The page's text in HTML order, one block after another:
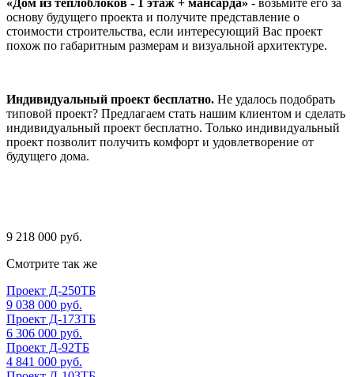
«Дом из теплоблоков - 1 этаж + мансарда» - возьмите его за
основу будущего проекта и получите представление о
стоимости строительства, если интересующий Вас проект
похож по габаритным размерам и визуальной архитектуре.
Индивидуальный проект бесплатно. Не удалось подобрать
типовой проект? Предлагаем стать нашим клиентом и сделать
индивидуальный проект бесплатно. Только индивидуальный
проект позволит получить комфорт и удовлетворение от
будущего дома.
9 218 000 руб.
Смотрите так же
Проект Д-250ТБ
9 038 000 руб.
Проект Д-173ТБ
6 306 000 руб.
Проект Д-92ТБ
4 841 000 руб.